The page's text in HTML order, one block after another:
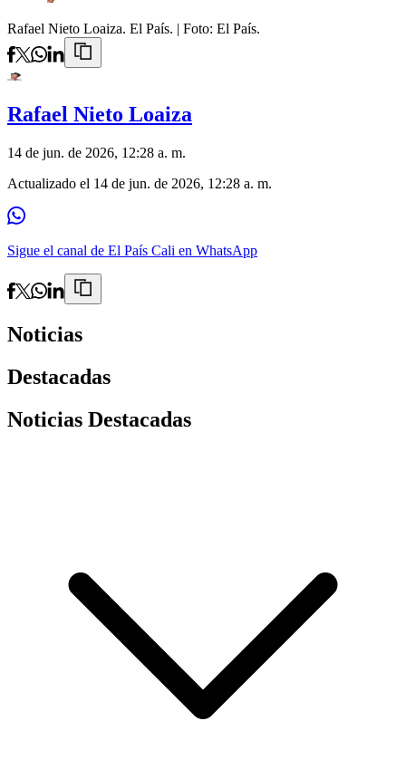
Rafael Nieto Loaiza. El País. | Foto: El País.
Rafael Nieto Loaiza
14 de jun. de 2026, 12:28 a. m.
Actualizado el 14 de jun. de 2026, 12:28 a. m.
Sigue el canal de El País Cali en WhatsApp
Noticias
Destacadas
Noticias Destacadas